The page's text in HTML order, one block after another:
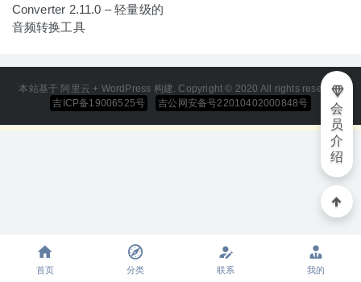
Converter 2.11.0 – 轻量级的
音频转换工具
本站基于 阿里云 + WordPress 构建. Copyright © 2020 All rights reserved
吉ICP备19006525号
吉公网安备号22010402000848号
会
员
介
绍
首页 分类 联系 我的